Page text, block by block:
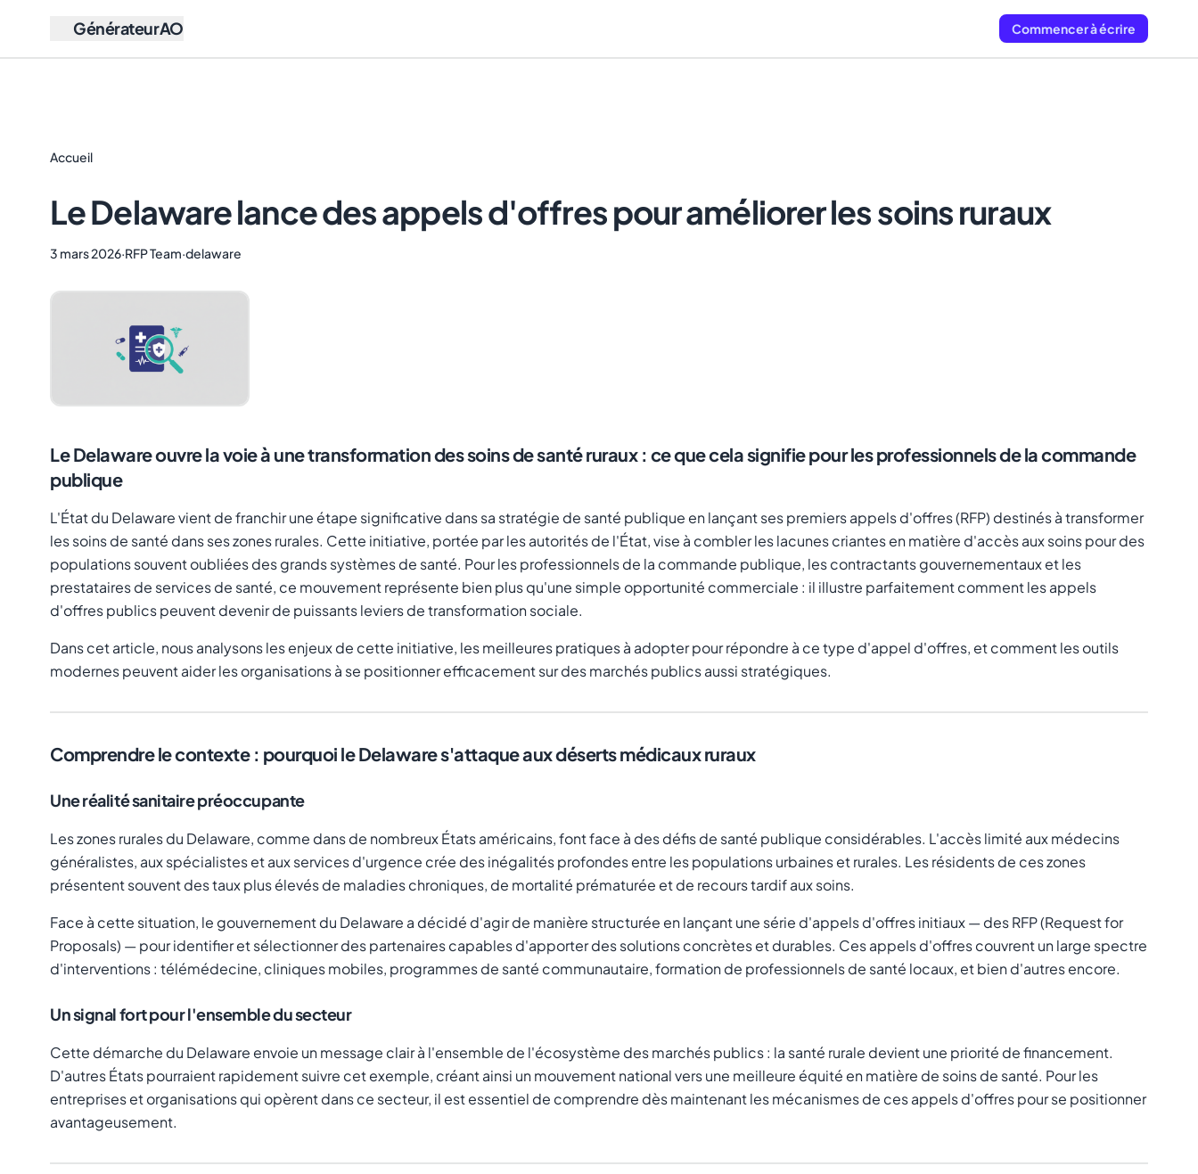
GénérateurAO Commencer à écrire
Accueil
Le Delaware lance des appels d'offres pour améliorer les soins ruraux
3 mars 2026·RFP Team·delaware
Le Delaware ouvre la voie à une transformation des soins de santé ruraux : ce que cela signifie pour les professionnels de la commande
publique
L'État du Delaware vient de franchir une étape significative dans sa stratégie de santé publique en lançant ses premiers appels d'offres (RFP) destinés à transformer
les soins de santé dans ses zones rurales. Cette initiative, portée par les autorités de l'État, vise à combler les lacunes criantes en matière d'accès aux soins pour des
populations souvent oubliées des grands systèmes de santé. Pour les professionnels de la commande publique, les contractants gouvernementaux et les
prestataires de services de santé, ce mouvement représente bien plus qu'une simple opportunité commerciale : il illustre parfaitement comment les appels
d'offres publics peuvent devenir de puissants leviers de transformation sociale.
Dans cet article, nous analysons les enjeux de cette initiative, les meilleures pratiques à adopter pour répondre à ce type d'appel d'offres, et comment les outils
modernes peuvent aider les organisations à se positionner efficacement sur des marchés publics aussi stratégiques.
Comprendre le contexte : pourquoi le Delaware s'attaque aux déserts médicaux ruraux
Une réalité sanitaire préoccupante
Les zones rurales du Delaware, comme dans de nombreux États américains, font face à des défis de santé publique considérables. L'accès limité aux médecins
généralistes, aux spécialistes et aux services d'urgence crée des inégalités profondes entre les populations urbaines et rurales. Les résidents de ces zones
présentent souvent des taux plus élevés de maladies chroniques, de mortalité prématurée et de recours tardif aux soins.
Face à cette situation, le gouvernement du Delaware a décidé d'agir de manière structurée en lançant une série d'appels d'offres initiaux — des RFP (Request for
Proposals) — pour identifier et sélectionner des partenaires capables d'apporter des solutions concrètes et durables. Ces appels d'offres couvrent un large spectre
d'interventions : télémédecine, cliniques mobiles, programmes de santé communautaire, formation de professionnels de santé locaux, et bien d'autres encore.
Un signal fort pour l'ensemble du secteur
Cette démarche du Delaware envoie un message clair à l'ensemble de l'écosystème des marchés publics : la santé rurale devient une priorité de financement.
D'autres États pourraient rapidement suivre cet exemple, créant ainsi un mouvement national vers une meilleure équité en matière de soins de santé. Pour les
entreprises et organisations qui opèrent dans ce secteur, il est essentiel de comprendre dès maintenant les mécanismes de ces appels d'offres pour se positionner
avantageusement.